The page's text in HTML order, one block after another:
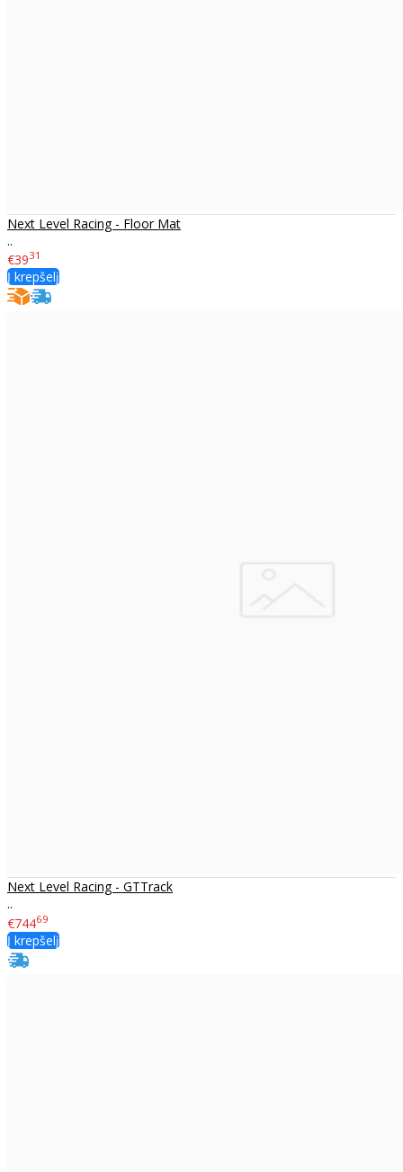
Next Level Racing - Floor Mat
..
€3931
Į krepšelį
Next Level Racing - GTTrack
..
€74469
Į krepšelį